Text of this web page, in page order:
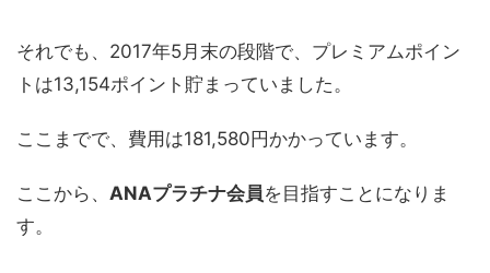
それでも、2017年5月末の段階で、プレミアムポイン
トは13,154ポイント貯まっていました。
ここまでで、費用は181,580円かかっています。
ここから、 ANAプラチナ会員を目指すことになりま
す。